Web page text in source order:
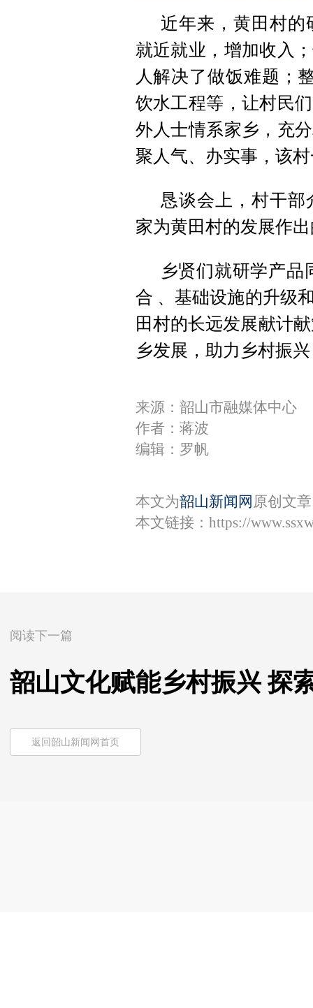
近年来，黄田村的
就近就业，增加收入
人解决了做饭难题；
饮水工程等，让村民
外人士情系家乡，充
聚人气、办实事，该
恳谈会上，村干
家为黄田村的发展作
乡贤们就研学产品
合 、基础设施的升级
田村的长远发展献计
乡发展，助力乡村振
来源：韶山市融媒体中心
作者：蒋波
编辑：罗帆
本文为韶山新闻网 原创文
本文链接： https://
阅读下一篇
韶山文化赋能乡村振兴 探
返回韶山新闻网首页